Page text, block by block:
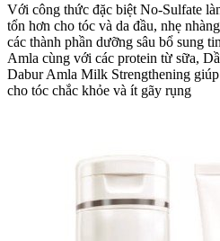
Với công thức đặc biệt No-Sulfate
tổn hơn cho tóc và da đầu, nhẹ
các thành phần dưỡng sâu bổ sung
Amla cùng với các protein từ sữa,
Dabur Amla Milk Strengthening
cho tóc chắc khỏe và ít gãy rụng